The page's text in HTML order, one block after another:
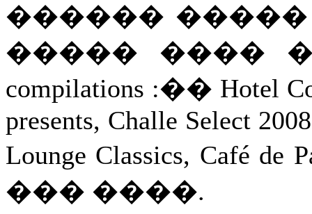
������
����� ����
compilations :�� Hotel
presents, Challe Select
Lounge Classics,
��� ����.